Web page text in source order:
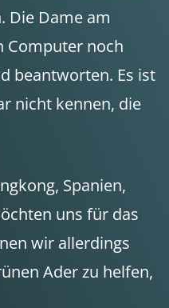
Die Dame am
Computer noch
beantworten. Es ist
nicht kennen, die
Spanien,
uns für das
wir allerdings
Ader zu helfen,